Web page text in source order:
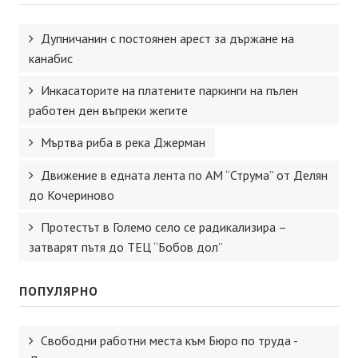
Дупничанин с постоянен арест за държане на
канабис
Инкасаторите на платените паркинги на пълен
работен ден въпреки жегите
Мъртва риба в река Джерман
Движение в едната лента по АМ “Струма” от Делян
до Кочериново
Протестът в Големо село се радикализира –
затварят пътя до ТЕЦ “Бобов дол”
ПОПУЛЯРНО
Свободни работни места към Бюро по труда -